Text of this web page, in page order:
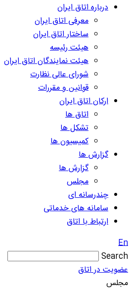
درباره اتاق ایران
معرفی اتاق ایران
ساختار اتاق ایران
هیئت رئیسه
هیئت نمایندگان اتاق ایران
شورای عالی نظارت
قوانین و مقررات
ارکان اتاق ایران
اتاق ها
تشکل ها
کمیسیون ها
گزارش ها
گزارش ها
مجلس
چندرسانه ای
سامانه های خدماتی
ارتباط با اتاق
En
Search
عضویت در اتاق
مجلس